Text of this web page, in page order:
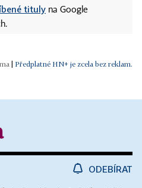
tituly na Google
Předplatné HN+ je zcela bez reklam.
ODEBÍRAT